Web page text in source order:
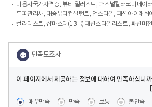
미용사국가자격증, 뷰티 일러스트, 퍼스널컬러코디네이
두피관리사, 대중뷰티컨설턴트, 업스타일, 패션아이래쉬
컬러리스트, 샵마스터(1.3급) 패션스타일리스트, 패션머
이 페이지에서 제공하는 정보에 대하여 만족하십니
콘텐츠 만족도 조사
매우만족 만족 보통 불만족